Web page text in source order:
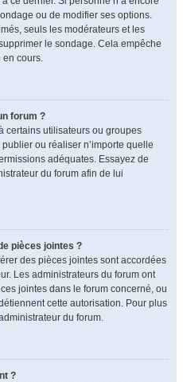
ou de modifier ses options.
seuls les modérateurs et les
le sondage. Cela empêche
en cours.
forum ?
certains utilisateurs ou groupes
ou réaliser n’importe quelle
adéquates. Essayez de
du forum afin de lui
pièces jointes ?
des pièces jointes sont accordées
Les administrateurs du forum ont
jointes dans le forum concerné, ou
cette autorisation. Pour plus
du forum.
?